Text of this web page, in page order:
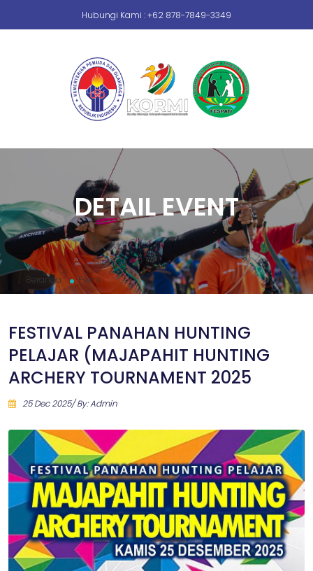
Hubungi Kami : +62 878-7849-3349
DETAIL EVENT
Beranda Event
FESTIVAL PANAHAN HUNTING
PELAJAR (MAJAPAHIT HUNTING
ARCHERY TOURNAMENT 2025
25 Dec 2025/ By: Admin